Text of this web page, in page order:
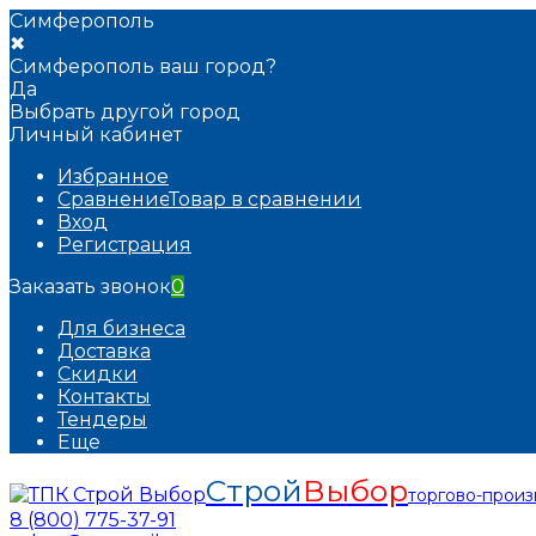
Симферополь
✖
Симферополь ваш город?
Да
Выбрать другой город
Личный кабинет
Избранное
СравнениеТовар в сравнении
Вход
Регистрация
Заказать звонок0
Для бизнеса
Доставка
Скидки
Контакты
Тендеры
Еще
Строй Выборторгово-
8 (800) 775-37-91